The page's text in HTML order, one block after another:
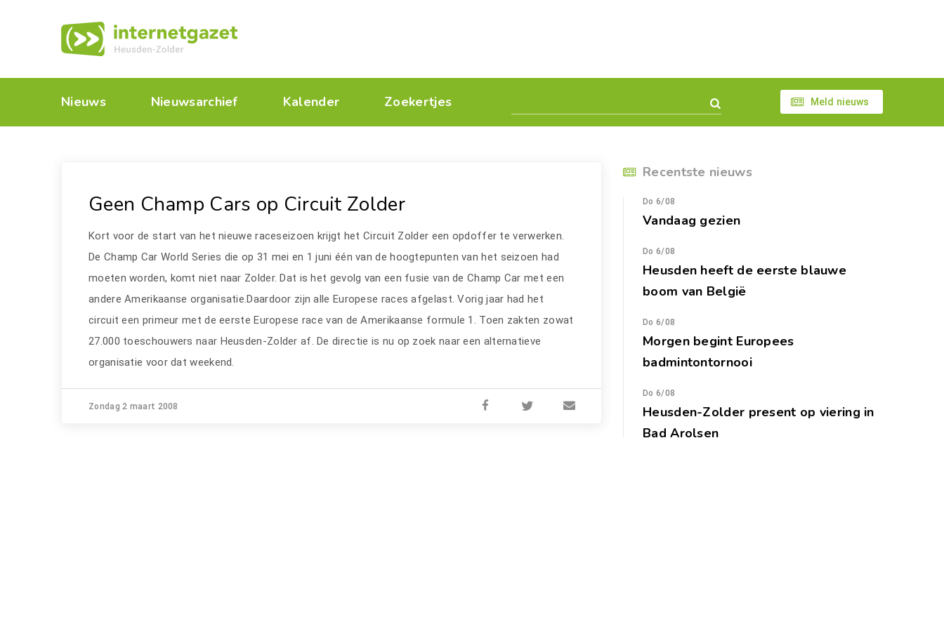
Nieuws Nieuwsarchief Kalender Zoekertjes Meld nieuws
Geen Champ Cars op Circuit Zolder
Kort voor de start van het nieuwe raceseizoen krijgt het Circuit Zolder een opdoffer te verwerken.
De Champ Car World Series die op 31 mei en 1 juni één van de hoogtepunten van het seizoen had
moeten worden, komt niet naar Zolder. Dat is het gevolg van een fusie van de Champ Car met een
andere Amerikaanse organisatie.Daardoor zijn alle Europese races afgelast. Vorig jaar had het
circuit een primeur met de eerste Europese race van de Amerikaanse formule 1. Toen zakten zowat
27.000 toeschouwers naar Heusden-Zolder af. De directie is nu op zoek naar een alternatieve
organisatie voor dat weekend.
Zondag 2 maart 2008
Recentste nieuws
Do 6/08
Vandaag gezien
Do 6/08
Heusden heeft de eerste blauwe
boom van België
Do 6/08
Morgen begint Europees
badmintontornooi
Do 6/08
Heusden-Zolder present op viering in
Bad Arolsen